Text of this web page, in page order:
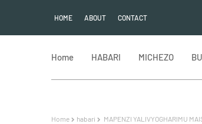
HOME ABOUT CONTACT
Home HABARI MICHEZO
Home habari MAPENZI YALIVYOGHARIMU